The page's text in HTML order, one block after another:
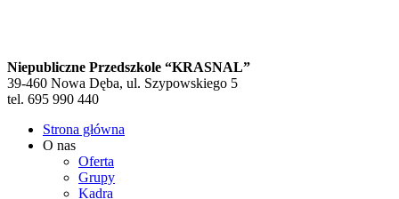
Niepubliczne Przedszkole “KRASNAL”
39-460 Nowa Dęba, ul. Szypowskiego 5
tel. 695 990 440
Strona główna
O nas
Oferta
Grupy
Kadra